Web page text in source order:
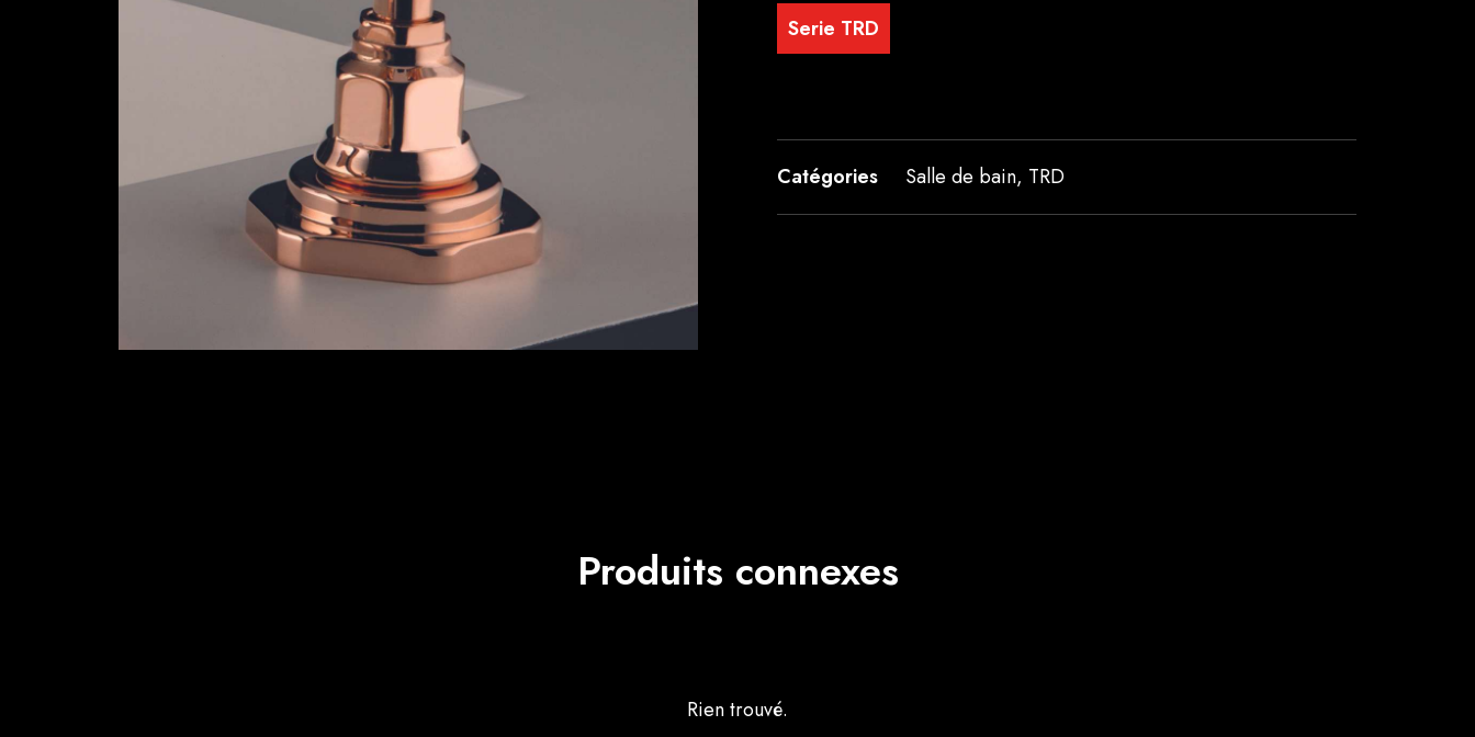
Serie TRD
Catégories Salle de bain, TRD
Produits connexes
Rien trouvé.